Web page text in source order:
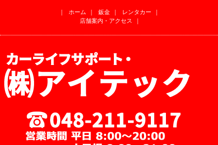
｜ ホーム ｜ 鈑金 ｜ レンタカー
｜
店舗案内・アクセス
｜